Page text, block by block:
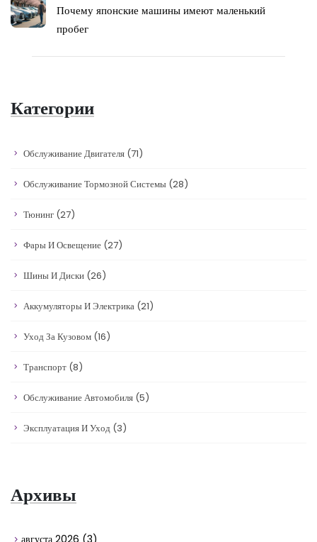
Почему японские машины имеют маленький
пробег
Категории
Обслуживание Двигателя (71)
Обслуживание Тормозной Системы (28)
Тюнинг (27)
Фары И Освещение (27)
Шины И Диски (26)
Аккумуляторы И Электрика (21)
Уход За Кузовом (16)
Транспорт (8)
Обслуживание Автомобиля (5)
Эксплуатация И Уход (3)
Архивы
августа 2026 (3)